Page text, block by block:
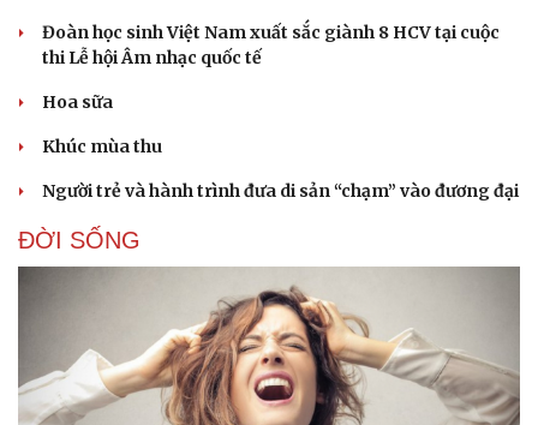
Sân khấu - Điện ảnh
Văn học
Âm nhạc
Di sản
Giải trí
Nghệ sĩ
Thời trang
Sao Việt
Đoàn học sinh Việt Nam xuất sắc giành 8 HCV tại cuộc
thi Lễ hội Âm nhạc quốc tế
Hoa sữa
Khúc mùa thu
Người trẻ và hành trình đưa di sản “chạm” vào đương đại
ĐỜI SỐNG